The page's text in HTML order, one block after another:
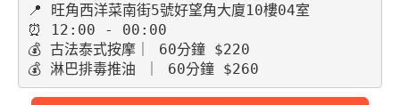
📍 旺角西洋菜南街5號好望角大廈10樓04室
⏰ 12:00 - 00:00
💰 古法泰式按摩｜ 60分鐘 $220
💰 淋巴排毒推油 ｜ 60分鐘 $260